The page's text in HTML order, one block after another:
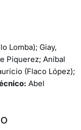
Lomba); Giay,
Piquerez; Aníbal
(Flaco López);
Abel